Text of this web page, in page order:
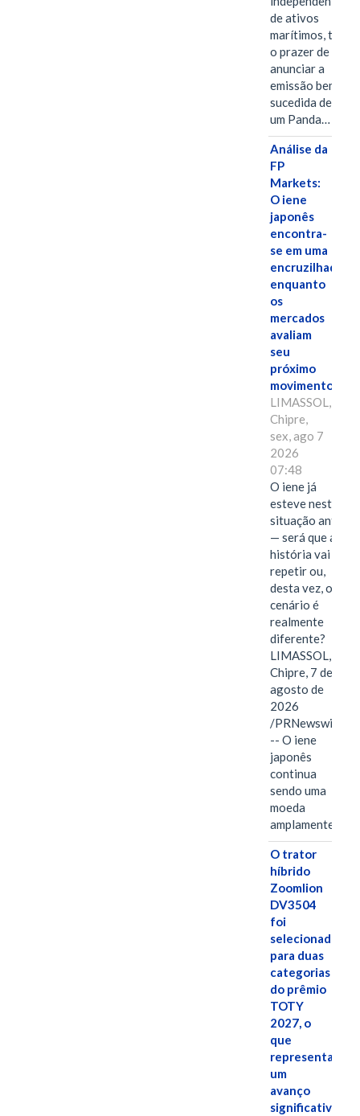
de ativos
marítimos, tem
o prazer de
anunciar a
emissão bem-
sucedida de
um Panda…
Análise da
FP
Markets:
O iene
japonês
encontra-
se em uma
encruzilhada
enquanto
os
mercados
avaliam
seu
próximo
movimento.
LIMASSOL,
Chipre,
sex, ago 7
2026
07:48
O iene já
esteve nesta
situação antes
— será que a
história vai se
repetir ou,
desta vez, o
cenário é
realmente
diferente?
LIMASSOL,
Chipre, 7 de
agosto de
2026
/PRNewswire/
-- O iene
japonês
continua
sendo uma
moeda
amplamente…
O trator
híbrido
Zoomlion
DV3504
foi
selecionado
para duas
categorias
do prêmio
TOTY
2027, o
que
representa
um
avanço
significativo